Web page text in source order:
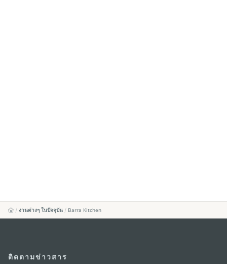
งานต่างๆ ในปัจจุบัน Barra Kitchen
ติดตามข่าวสาร